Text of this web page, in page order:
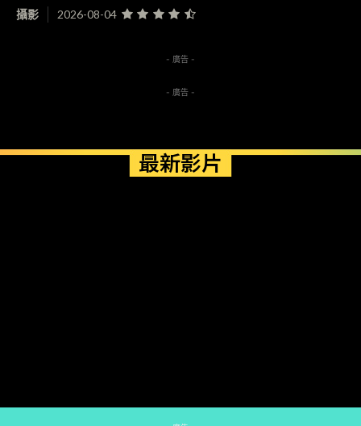
攝影 2026-08-04
- 廣告 -
- 廣告 -
最新影片